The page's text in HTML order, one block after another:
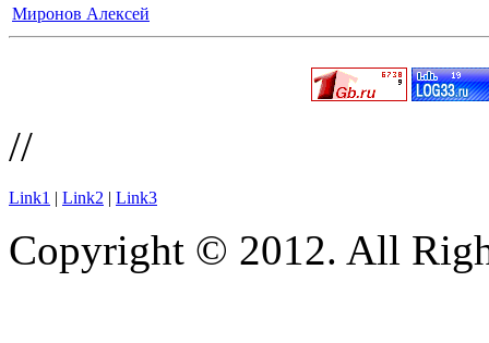
Миронов Алексей
//
Link1 | Link2 | Link3
Copyright © 2012. All